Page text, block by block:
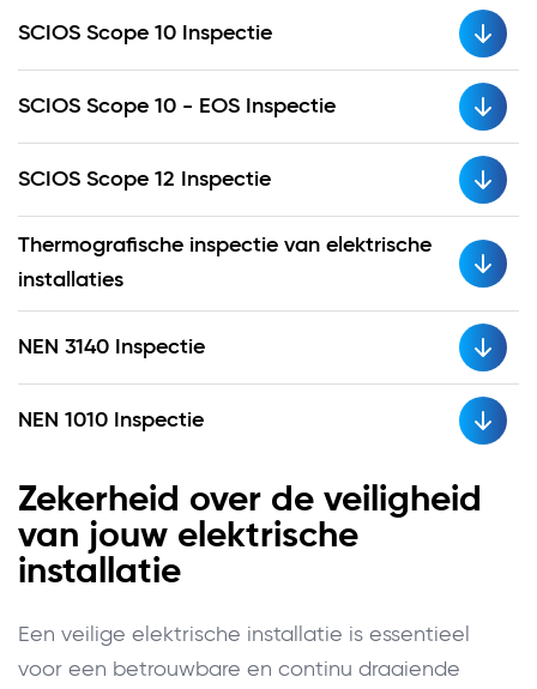
SCIOS Scope 10 Inspectie
SCIOS Scope 10 - EOS Inspectie
SCIOS Scope 12 Inspectie
Thermografische inspectie van elektrische
installaties
NEN 3140 Inspectie
NEN 1010 Inspectie
Zekerheid over de veiligheid
van jouw elektrische
installatie
Een veilige elektrische installatie is essentieel
voor een betrouwbare en continu draaiende